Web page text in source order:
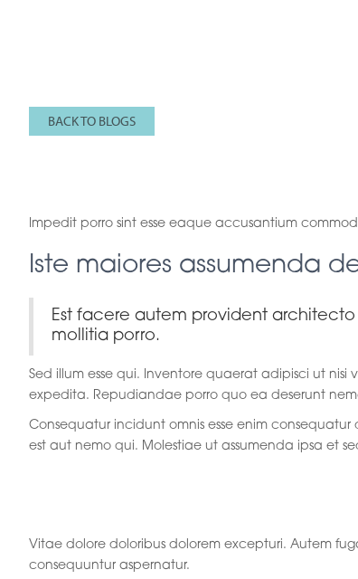
BACK TO BLOGS
Impedit porro sint esse eaque accusantium
Iste maiores assumenda
Est facere autem provident
mollitia porro.
Sed illum esse qui. Inventore quaerat adipisci ut
expedita. Repudiandae porro quo ea deserunt
Consequatur incidunt omnis esse enim
est aut nemo qui. Molestiae ut assumenda ipsa et
Vitae dolore doloribus dolorem excepturi. Autem
consequuntur aspernatur.